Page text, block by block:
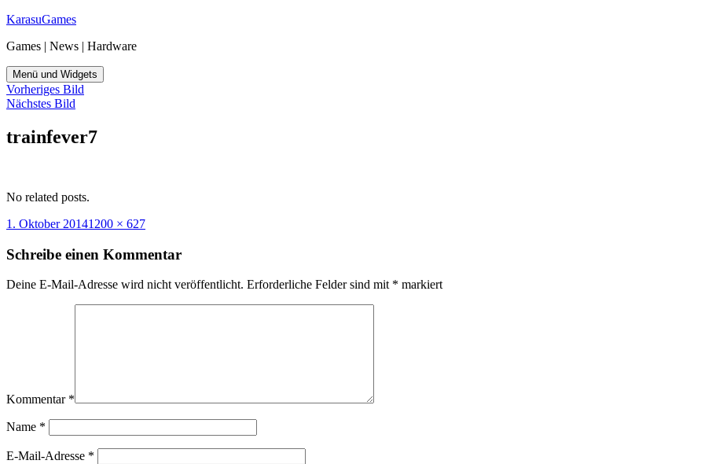
Zum
springen
KarasuGames
Games | News | Hardware
Menü und Widgets
Vorheriges Bild
Nächstes Bild
trainfever7
No related posts.
Veröffentlicht
1. Oktober 2014Originalgröße
1200 × 627
Schreibe einen Kommentar
Deine E-Mail-Adresse wird nicht veröffentlicht. Erforderliche Felder sind mit * markiert
Kommentar *
Name *
E-Mail-Adresse *